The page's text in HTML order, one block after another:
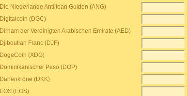
Die Niederlande Antillean Gulden (ANG)
Digitalcoin (DGC)
Dirham der Vereinigten Arabischen Emirate (AED)
Djiboutian Franc (DJF)
DogeCoin (XDG)
Dominikanischer Peso (DOP)
Dänenkrone (DKK)
EOS (EOS)